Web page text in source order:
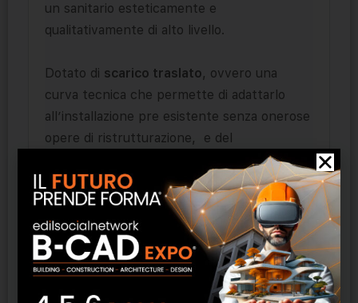
un sanitario esteticamente e
qualitativamente di alto livello.
Dotato di scarico traslato, ovvero una
curva tecnica che permette di adattarlo
all’installazione pre esistente senza onerose
opere di ristrutturazione, e del
, dove l’assenza di brida
permette di pulire facilmente ogni angolo di
superficie del wc, è un’ottima soluzione da
inserire in qualsiasi tipo di bagno, dal più
classico al più moderno.
(52,5×35